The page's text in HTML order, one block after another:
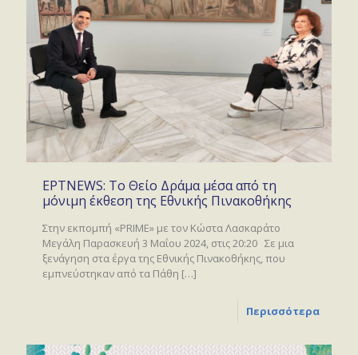
ΕΡΤNEWS: To Θείο Δράμα μέσα από τη
μόνιμη έκθεση της Εθνικής Πινακοθήκης
Στην εκπομπή «PRIME» με τον Κώστα Λασκαράτο
Μεγάλη Παρασκευή 3 Μαΐου 2024, στις 20:20 Σε μια
ξενάγηση στα έργα της Εθνικής Πινακοθήκης, που
εμπνεύστηκαν από τα Πάθη […]
Περισσότερα